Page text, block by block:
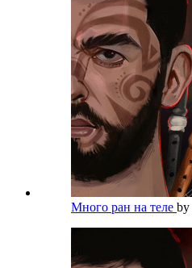
Много ран на теле by